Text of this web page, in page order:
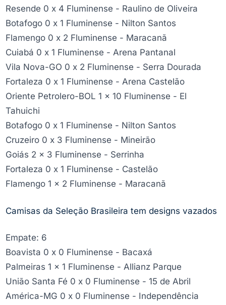
Resende 0 x 4 Fluminense - Raulino de Oliveira
Botafogo 0 x 1 Fluminense - Nilton Santos
Flamengo 0 x 2 Fluminense - Maracanã
Cuiabá 0 x 1 Fluminense - Arena Pantanal
Vila Nova-GO 0 x 2 Fluminense - Serra Dourada
Fortaleza 0 x 1 Fluminense - Arena Castelão
Oriente Petrolero-BOL 1 x 10 Fluminense - El
Tahuichi
Botafogo 0 x 1 Fluminense - Nilton Santos
Cruzeiro 0 x 3 Fluminense - Mineirão
Goiás 2 x 3 Fluminense - Serrinha
Fortaleza 0 x 1 Fluminense - Castelão
Flamengo 1 x 2 Fluminense - Maracanã
Camisas da Seleção Brasileira tem designs vazados
Empate: 6
Boavista 0 x 0 Fluminense - Bacaxá
Palmeiras 1 x 1 Fluminense - Allianz Parque
União Santa Fé 0 x 0 Fluminense - 15 de Abril
América-MG 0 x 0 Fluminense - Independência